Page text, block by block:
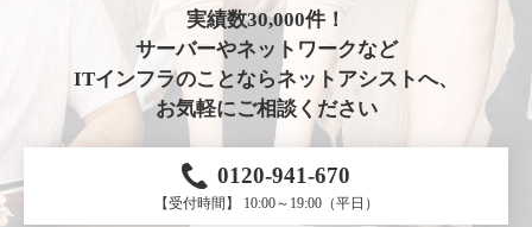
実績数30,000件！
サーバーやネットワークなど
ITインフラのことならネットアシストへ、
お気軽にご相談ください
0120-941-670
【受付時間】 10:00～19:00（平日）